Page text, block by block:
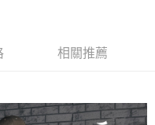
續交易確認頁面所載為準。
的支付方式。 讓您購物簡單
帳。
相關推薦